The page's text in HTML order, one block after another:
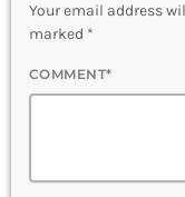
Your email address
marked *
COMMENT*